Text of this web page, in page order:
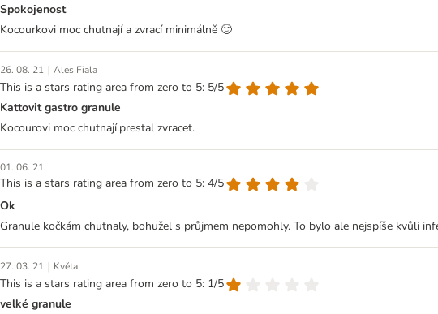
Spokojenost
Kocourkovi moc chutnají a zvrací minimálně 🙂
26. 08. 21 | Ales Fiala
This is a stars rating area from zero to 5: 5/5
Kattovit gastro granule
Kocourovi moc chutnají.prestal zvracet.
01. 06. 21
This is a stars rating area from zero to 5: 4/5
Ok
Granule kočkám chutnaly, bohužel s průjmem nepomohly. To bylo ale nejspíše kvůli
27. 03. 21 | Květa
This is a stars rating area from zero to 5: 1/5
velké granule